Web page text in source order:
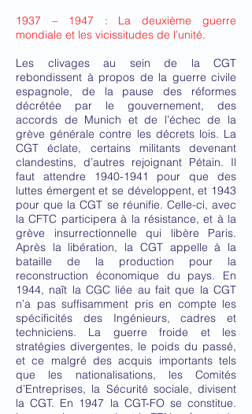
1937 – 1947 : La deuxième guerre
mondiale et les vicissitudes de l’unité.
Les clivages au sein de la CGT
rebondissent à propos de la guerre civile
espagnole, de la pause des réformes
décrétée par le gouvernement, des
accords de Munich et de l’échec de la
grève générale contre les décrets lois. La
CGT éclate, certains militants devenant
clandestins, d’autres rejoignant Pétain. Il
faut attendre 1940-1941 pour que des
luttes émergent et se développent, et 1943
pour que la CGT se réunifie. Celle-ci, avec
la CFTC participera à la résistance, et à la
grève insurrectionnelle qui libère Paris.
Après la libération, la CGT appelle à la
bataille de la production pour la
reconstruction économique du pays. En
1944, naît la CGC liée au fait que la CGT
n’a pas suffisamment pris en compte les
spécificités des Ingénieurs, cadres et
techniciens. La guerre froide et les
stratégies divergentes, le poids du passé,
et ce malgré des acquis importants tels
que les nationalisations, les Comités
d’Entreprises, la Sécurité sociale, divisent
la CGT. En 1947 la CGT-FO se constitue.